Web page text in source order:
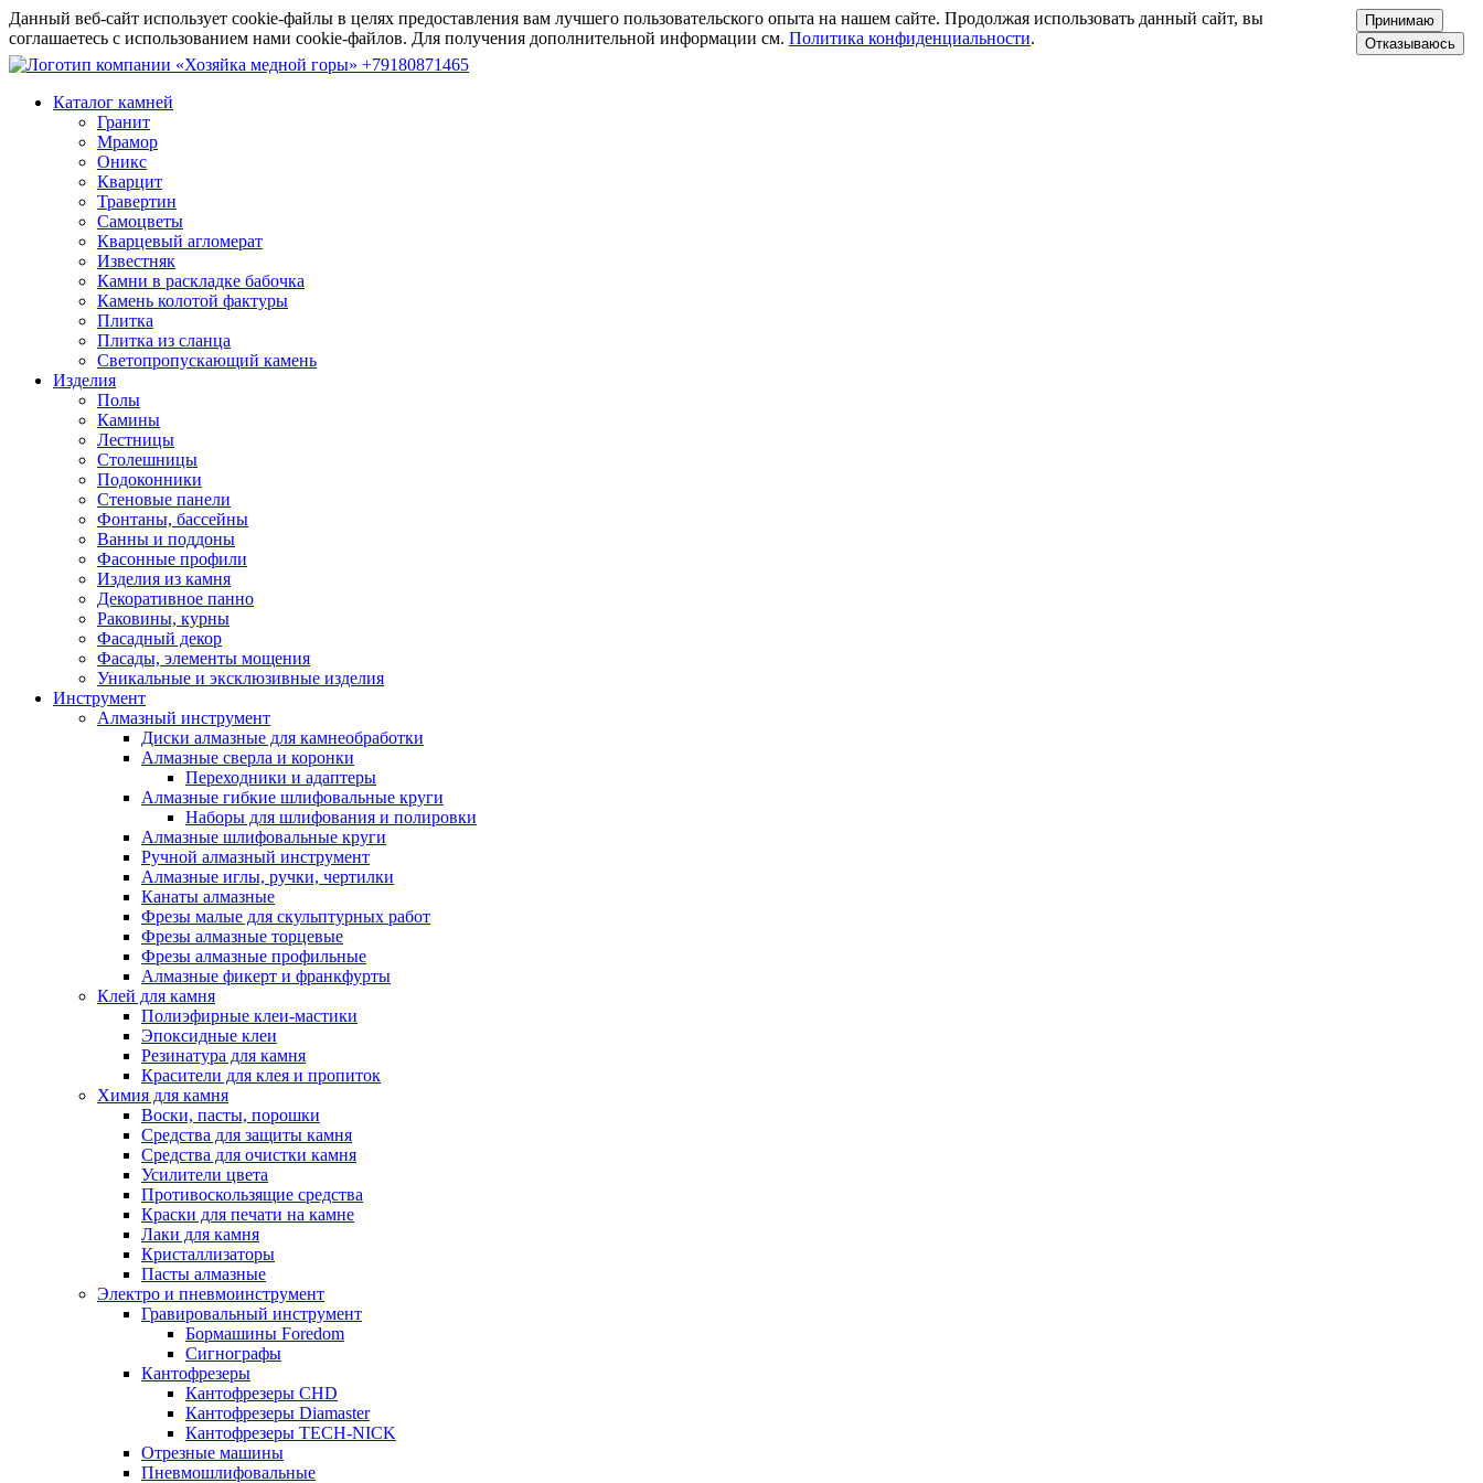
Данный веб-сайт использует cookie-файлы в целях предоставления вам лучшего пользовательского опыта на нашем сайте. Продолжая использовать данный сайт, вы
соглашаетесь с использованием нами cookie-файлов. Для получения дополнительной информации см. Политика конфиденциальности.
Принимаю
Отказываюсь
+79180871465
Каталог камней
Гранит
Мрамор
Оникс
Кварцит
Травертин
Самоцветы
Кварцевый агломерат
Известняк
Камни в раскладке бабочка
Камень колотой фактуры
Плитка
Плитка из сланца
Светопропускающий камень
Изделия
Полы
Камины
Лестницы
Столешницы
Подоконники
Стеновые панели
Фонтаны, бассейны
Ванны и поддоны
Фасонные профили
Изделия из камня
Декоративное панно
Раковины, курны
Фасадный декор
Фасады, элементы мощения
Уникальные и эксклюзивные изделия
Инструмент
Алмазный инструмент
Диски алмазные для камнеобработки
Алмазные сверла и коронки
Переходники и адаптеры
Алмазные гибкие шлифовальные круги
Наборы для шлифования и полировки
Алмазные шлифовальные круги
Ручной алмазный инструмент
Алмазные иглы, ручки, чертилки
Канаты алмазные
Фрезы малые для скульптурных работ
Фрезы алмазные торцевые
Фрезы алмазные профильные
Алмазные фикерт и франкфурты
Клей для камня
Полиэфирные клеи-мастики
Эпоксидные клеи
Резинатура для камня
Красители для клея и пропиток
Химия для камня
Воски, пасты, порошки
Средства для защиты камня
Средства для очистки камня
Усилители цвета
Противоскользящие средства
Краски для печати на камне
Лаки для камня
Кристаллизаторы
Пасты алмазные
Электро и пневмоинструмент
Гравировальный инструмент
Бормашины Foredom
Сигнографы
Кантофрезеры
Кантофрезеры CHD
Кантофрезеры Diamaster
Кантофрезеры TECH-NICK
Отрезные машины
Пневмошлифовальные